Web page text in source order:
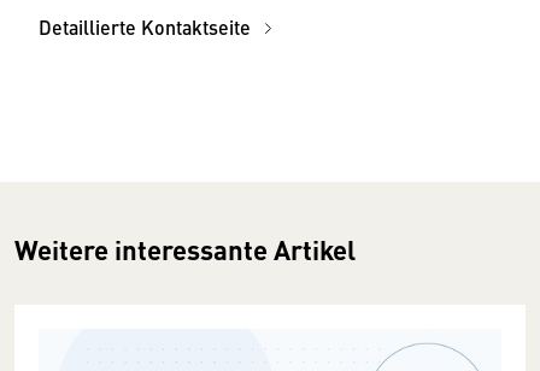
Detaillierte Kontaktseite
Weitere interessante Artikel